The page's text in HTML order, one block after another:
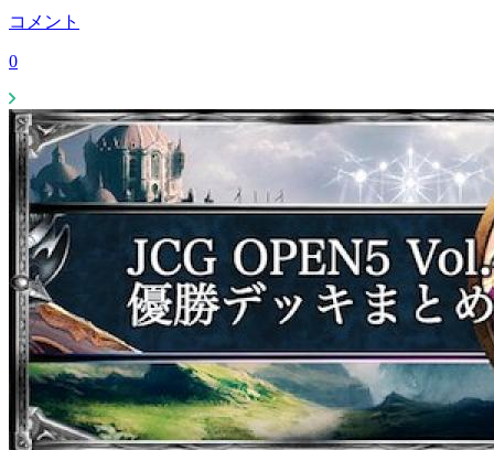
コメント
0